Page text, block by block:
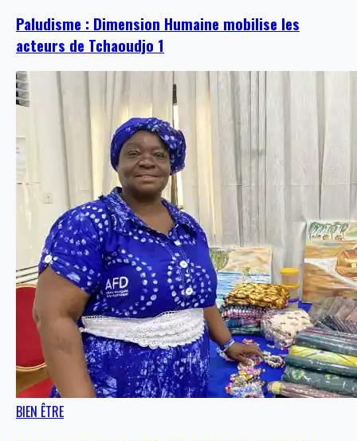
Paludisme : Dimension Humaine mobilise les
acteurs de Tchaoudjo 1
BIEN ÊTRE